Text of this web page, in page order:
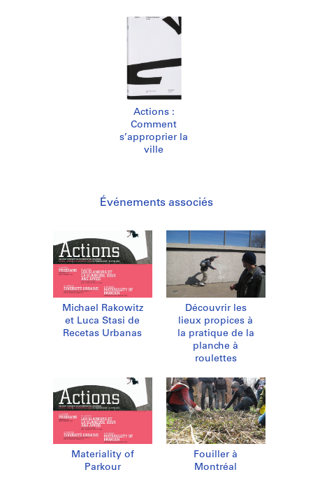
Actions :
Comment
s’approprier la
ville
Événements associés
Michael Rakowitz
et Luca Stasi de
Recetas Urbanas
Découvrir les
lieux propices à
la pratique de la
planche à
roulettes
Materiality of
Parkour
Fouiller à
Montréal